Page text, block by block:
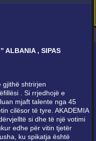
ALBANIA , SIPAS
gjithë shtrirjen
. Si rrjedhojë e
mjaft talente nga 45
cilësor të tyre. AKADEMIA
si dhe të një votimi
edhe për vitin tjetër
ku spikatja është